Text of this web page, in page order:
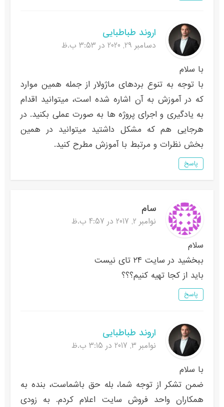
اروند طباطبایی
دسامبر 29, 2020 در 3:53 ب.ظ
با سلام
با توجه به تنوع بردهای ماژولار از جمله همین موارد
که در آموزش به آن اشاره شده است، میتوانید اقدام
به یادگیری و اجرای پروژه ها به صورت عملی بکنید. در
هرجایی هم که مشکل داشتید میتوانید در همین
بخش نظرات و مرتبط با آموزش مطرح کنید.
پاسخ
سام
نوامبر 2, 2017 در 4:57 ب.ظ
سلام
ببخشید در سایت ٢۴ تای نیست
باید از کجا تهیه کنیم؟؟؟
پاسخ
اروند طباطبایی
نوامبر 3, 2017 در 3:15 ب.ظ
با سلام
ضمن تشکر از توجه شما، بله حق باشماست، بنده به
همکاران واحد فروش سایت اعلام کردم. به زودی